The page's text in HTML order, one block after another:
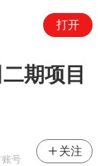
打开
期项目
账号
关注